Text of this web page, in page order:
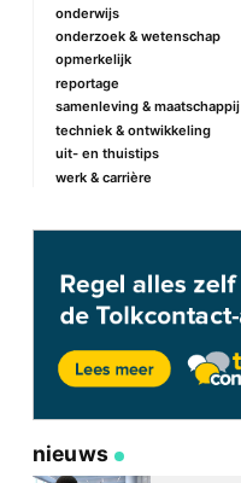
onderwijs
onderzoek & wetenschap
opmerkelijk
reportage
samenleving & maatschappij
techniek & ontwikkeling
uit- en thuistips
werk & carrière
nieuws